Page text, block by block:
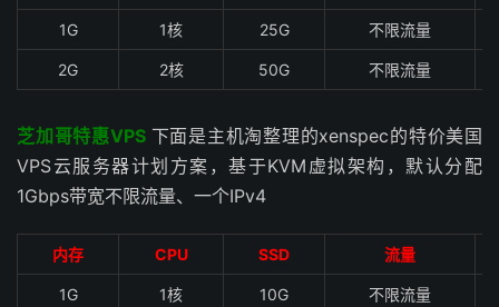
1G 1核 25G 不限流量
2G 2核 50G 不限流量
芝加哥特惠VPS 下面是主机淘整理的xenspec的特价美国
VPS云服务器计划方案，基于KVM虚拟架构，默认分配
1Gbps带宽不限流量、一个IPv4
内存 CPU SSD 流量
1G 1核 10G 不限流量